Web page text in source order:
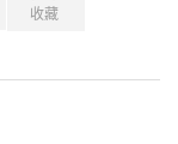
收藏